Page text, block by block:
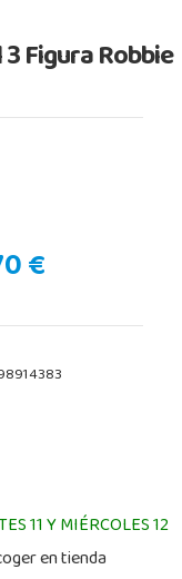
Figura Robbie
€
11 Y MIÉRCOLES 12
en tienda